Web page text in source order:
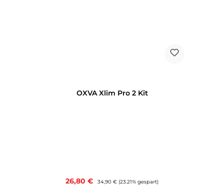
OXVA Xlim Pro 2 Kit
Verkaufspreis:
26,80 € Regulärer Preis:
34,90 € (23.21% gespart)